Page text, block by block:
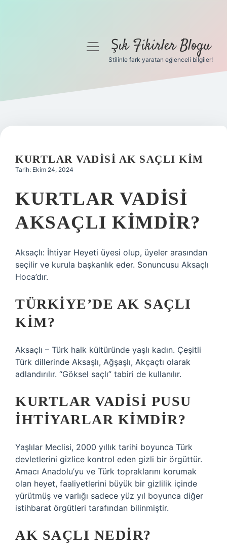
Gizlilik Politikası
Yasal Uyarı
menüyüŞık Fikirler Blogu
Stilinle fark yaratan eğlenceli bilgiler!
KURTLAR VADISI AK SAÇLI KIM
Tarih: Ekim 24, 2024
KURTLAR VADISI
AKSAÇLI KIMDIR?
Aksaçlı: İhtiyar Heyeti üyesi olup, üyeler arasından
seçilir ve kurula başkanlık eder. Sonuncusu Aksaçlı
Hoca’dır.
TÜRKIYE’DE AK SAÇLI
KIM?
Aksaçlı – Türk halk kültüründe yaşlı kadın. Çeşitli
Türk dillerinde Aksaşlı, Ağşaşlı, Akçaçtı olarak
adlandırılır. “Göksel saçlı” tabiri de kullanılır.
KURTLAR VADISI PUSU
İHTIYARLAR KIMDIR?
Yaşlılar Meclisi, 2000 yıllık tarihi boyunca Türk
devletlerini gizlice kontrol eden gizli bir örgüttür.
Amacı Anadolu’yu ve Türk topraklarını korumak
olan heyet, faaliyetlerini büyük bir gizlilik içinde
yürütmüş ve varlığı sadece yüz yıl boyunca diğer
istihbarat örgütleri tarafından bilinmiştir.
AK SAÇLI NEDIR?